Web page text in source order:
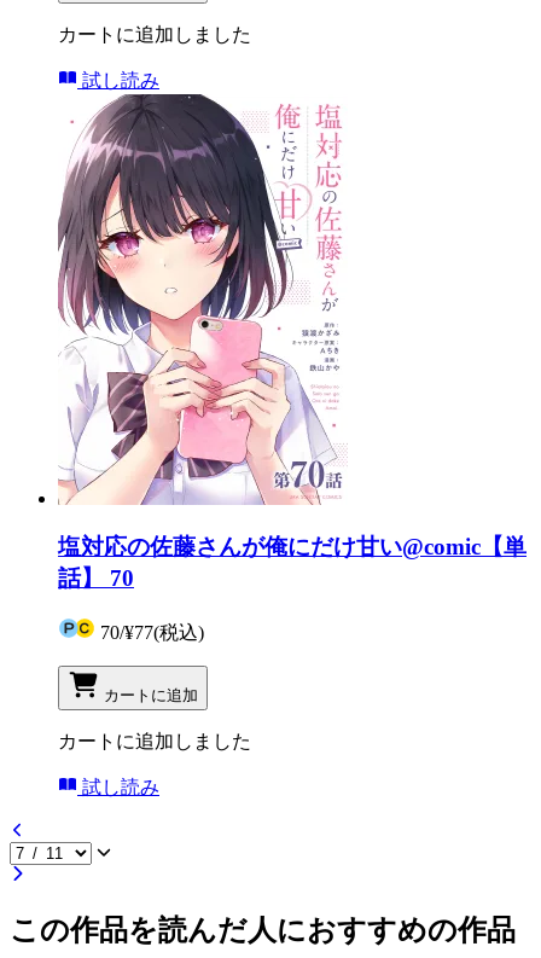
カートに追加しました
試し読み
塩対応の佐藤さんが俺にだけ甘い@comic【単
話】 70
70/¥77(税込)
カートに追加
カートに追加しました
試し読み
この作品を読んだ人におすすめの作品